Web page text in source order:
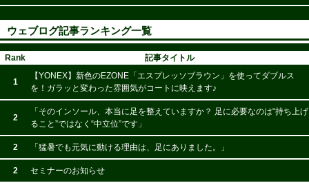
ウェブログ記事ランキング一覧
Rank 記事タイトル
1
【YONEX】新色のEZONE「エスプレッソブラウン」を使ってダブルス
を！ガラッと変わった雰囲気がコートに映えます♪
2
「そのインソール、本当に足を整えていますか？ 足に必要なのは“持ち上げ
ること”ではなく“中立位”です」
2 「猛暑でも元気に動ける理由は、足にありました。」
2 セミナーのお知らせ